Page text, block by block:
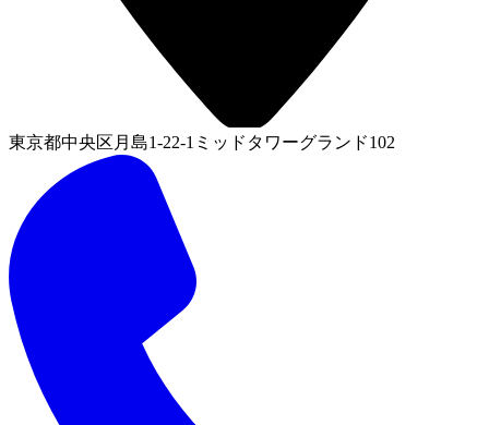
東京都中央区月島1-22-1ミッドタワーグランド102